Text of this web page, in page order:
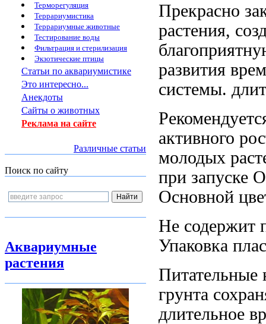
Терморегуляция
Террариумистика
Террариумные животные
Тестирование воды
Фильтрация и стерилизация
Экзотические птицы
Статьи по аквариумистике
Это интересно...
Анекдоты
Сайты о животных
Реклама на сайте
Различные статьи
Поиск по сайту
Аквариумные
растения
Прекрасно
растения,
развития
системы.
активного
молодых
при запуске
Основной
Не содержит
Упаковка
Питательные
грунта
длительное